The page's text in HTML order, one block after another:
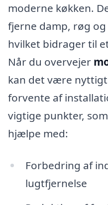
moderne køkken.
fjerne damp, røg
hvilket bidrager til
Når du overvejer
kan det være
forvente af
vigtige punkter,
hjælpe med:
Forbedring af
lugtfjernelse